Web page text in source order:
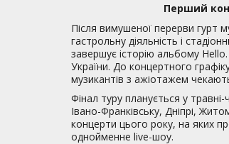
Перший
Після вимушеної перерви
гастрольну діяльність і
завершує історію альбому
України. До концертного
музикантів з ажіотажем
Фінал туру планується у
Івано-Франківську, Дніпрі,
концерти цього року, на яких
однойменне live-шоу.